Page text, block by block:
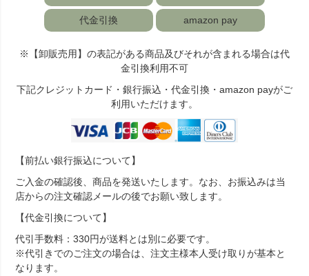
代金引換 amazon pay
※【卸販売用】の表記がある商品及びそれが含まれる場合は代
金引換利用不可
下記クレジットカード・銀行振込・代金引換・amazon payがご
利用いただけます。
【前払い銀行振込について】
ご入金の確認後、商品を発送いたします。なお、お振込みは当
店からの注文確認メールの後でお願い致します。
【代金引換について】
代引手数料：330円が送料とは別に必要です。
※代引きでのご注文の場合は、注文主様本人受け取りが基本と
なります。